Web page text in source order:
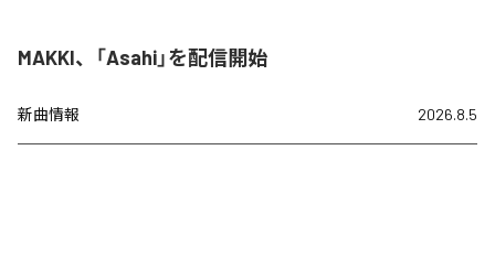
MAKKI、「Asahi」を配信開始
新曲情報 2026.8.5